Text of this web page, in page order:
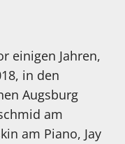
einigen Jahren,
in den
Augsburg
am
am Piano, Jay